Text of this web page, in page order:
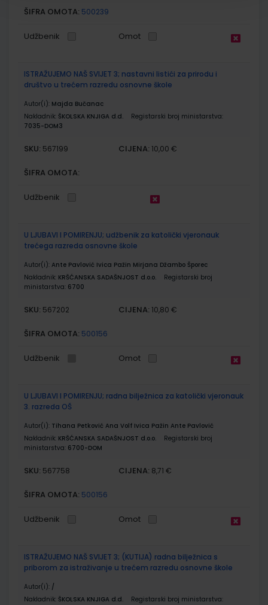
ŠIFRA OMOTA: 500239
Udžbenik Omot
ISTRAŽUJEMO NAŠ SVIJET 3; nastavni listići za prirodu i
društvo u trećem razredu osnovne škole
Autor(i): Majda Bučanac
Nakladnik: ŠKOLSKA KNJIGA d.d.
Registarski broj ministarstva:
7035-DOM3
SKU: 567199 CIJENA: 10,00 €
ŠIFRA OMOTA:
Udžbenik
U LJUBAVI I POMIRENJU; udžbenik za katolički vjeronauk
trećega razreda osnovne škole
Autor(i): Ante Pavlović Ivica Pažin Mirjana Džambo Šporec
Nakladnik: KRŠĆANSKA SADAŠNJOST d.o.o.
Registarski broj
ministarstva: 6700
SKU: 567202 CIJENA: 10,80 €
ŠIFRA OMOTA: 500156
Udžbenik Omot
U LJUBAVI I POMIRENJU; radna bilježnica za katolički vjeronauk
3. razreda OŠ
Autor(i): Tihana Petković Ana Volf Ivica Pažin Ante Pavlović
Nakladnik: KRŠĆANSKA SADAŠNJOST d.o.o.
Registarski broj
ministarstva: 6700-DOM
SKU: 567758 CIJENA: 8,71 €
ŠIFRA OMOTA: 500156
Udžbenik Omot
ISTRAŽUJEMO NAŠ SVIJET 3; (KUTIJA) radna bilježnica s
priborom za istraživanje u trećem razredu osnovne škole
Autor(i): /
Nakladnik: ŠKOLSKA KNJIGA d.d.
Registarski broj ministarstva: